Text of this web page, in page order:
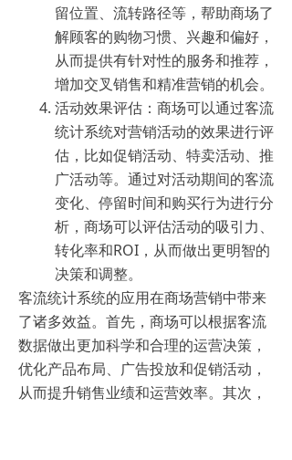
留位置、流转路径等，帮助商场了
解顾客的购物习惯、兴趣和偏好，
从而提供有针对性的服务和推荐，
增加交叉销售和精准营销的机会。
活动效果评估：商场可以通过客流
统计系统对营销活动的效果进行评
估，比如促销活动、特卖活动、推
广活动等。通过对活动期间的客流
变化、停留时间和购买行为进行分
析，商场可以评估活动的吸引力、
转化率和ROI，从而做出更明智的
决策和调整。
客流统计系统的应用在商场营销中带来
了诸多效益。首先，商场可以根据客流
数据做出更加科学和合理的运营决策，
优化产品布局、广告投放和促销活动，
从而提升销售业绩和运营效率。其次，